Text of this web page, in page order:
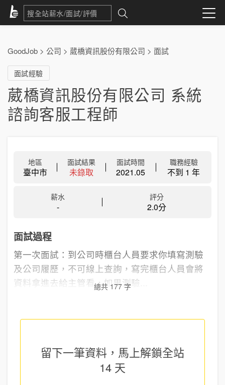
GoodJob > 公司 > 葳橋資訊股份有限公司 > 面試
面試經驗
葳橋資訊股份有限公司 系統
諮詢客服工程師
地區
臺中市
面試結果
未錄取
面試時間
2021.05
職務經驗
不到 1 年
薪水
-
評分
2.0分
面試過程
第一次面試：到公司時櫃台人員要求你填寫測驗
及公司履歷，不可線上查詢，寫完櫃台人員會將
資料拿進去給主管看，如果測驗...
總共 177 字
留下一筆資料，馬上解鎖全站
14 天